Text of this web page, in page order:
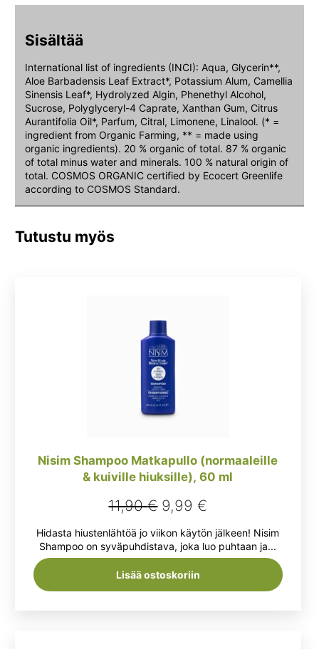
Sisältää
International list of ingredients (INCI): Aqua, Glycerin**,
Aloe Barbadensis Leaf Extract*, Potassium Alum, Camellia
Sinensis Leaf*, Hydrolyzed Algin, Phenethyl Alcohol,
Sucrose, Polyglyceryl-4 Caprate, Xanthan Gum, Citrus
Aurantifolia Oil*, Parfum, Citral, Limonene, Linalool. (* =
ingredient from Organic Farming, ** = made using
organic ingredients). 20 % organic of total. 87 % organic
of total minus water and minerals. 100 % natural origin of
total. COSMOS ORGANIC certified by Ecocert Greenlife
according to COSMOS Standard.
Tutustu myös
Nisim Shampoo Matkapullo (normaaleille
& kuiville hiuksille), 60 ml
11,90€ Alkuperäinen
hinta
oli:
11,90 €.
9,99€
hinta
on:
Hidasta hiustenlähtöä jo viikon käytön jälkeen! Nisim
Shampoo on syväpuhdistava, joka luo puhtaan ja...
Lisää ostoskoriin